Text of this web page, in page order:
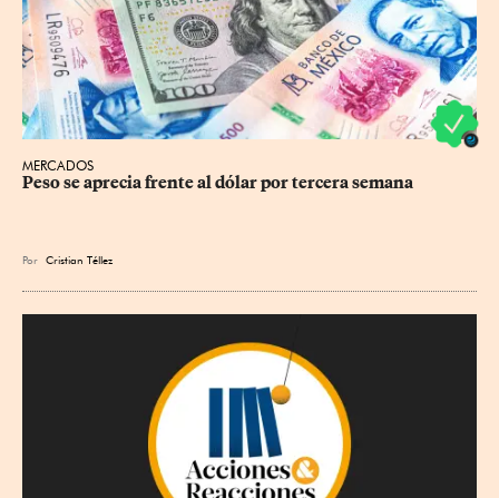
MERCADOS
Peso se aprecia frente al dólar por tercera semana
Por Cristian Téllez